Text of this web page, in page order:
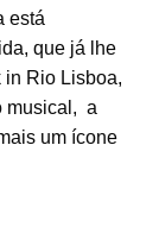
está
que já lhe
in Rio Lisboa,
musical, a
um ícone